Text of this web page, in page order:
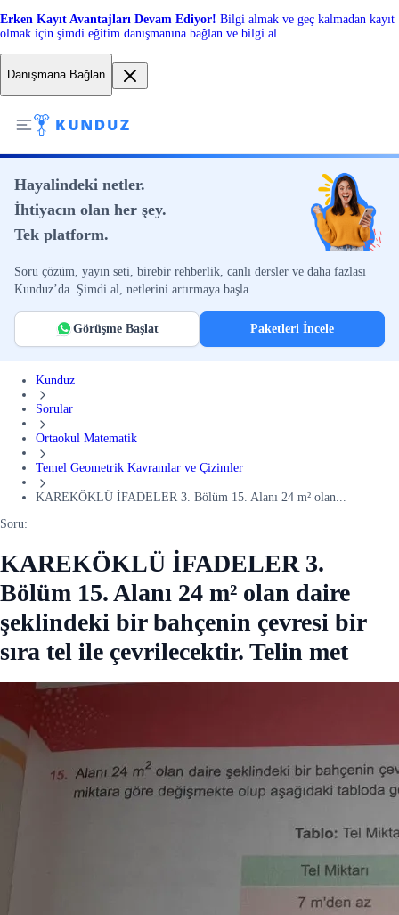
Erken Kayıt Avantajları Devam Ediyor! Bilgi almak ve geç kalmadan kayıt
olmak için şimdi eğitim danışmanına bağlan ve bilgi al.
Danışmana Bağlan
Hayalindeki netler.
İhtiyacın olan her şey.
Tek platform.
Soru çözüm, yayın seti, birebir rehberlik, canlı dersler ve daha fazlası
Kunduz’da. Şimdi al, netlerini artırmaya başla.
Görüşme Başlat Paketleri İncele
Kunduz
Sorular
Ortaokul Matematik
Temel Geometrik Kavramlar ve Çizimler
KAREKÖKLÜ İFADELER 3. Bölüm 15. Alanı 24 m² olan...
Soru:
KAREKÖKLÜ İFADELER 3.
Bölüm 15. Alanı 24 m² olan daire
şeklindeki bir bahçenin çevresi bir
sıra tel ile çevrilecektir. Telin met